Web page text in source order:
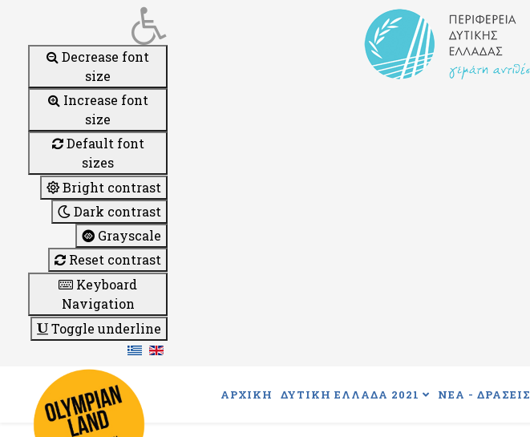
Decrease font
size
Increase font
size
Default font
sizes
Bright contrast
Dark contrast
Grayscale
Reset contrast
Keyboard
Navigation
Toggle underline
ΑΡΧΙΚΗ ΔΥΤΙΚΗ ΕΛΛΑΔΑ 2021 ΝΕΑ - ΔΡΑΣΕΙΣ